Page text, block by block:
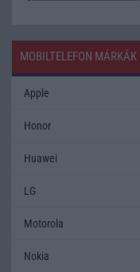
MOBILTELEFON MÁRKÁK
Apple
Honor
Huawei
LG
Motorola
Nokia